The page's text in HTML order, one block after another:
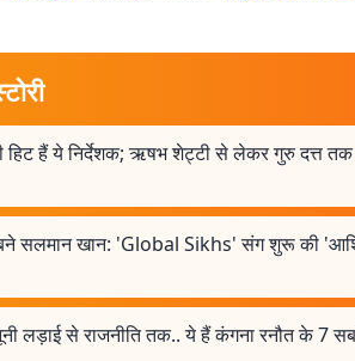
हिट हैं ये निर्देशक; ऋषभ शेट्टी से लेकर गुरु दत्त
बने सलमान खान: 'Global Sikhs' संग शुरू की
लड़ाई से राजनीति तक.. ये हैं कंगना रनौत के 7